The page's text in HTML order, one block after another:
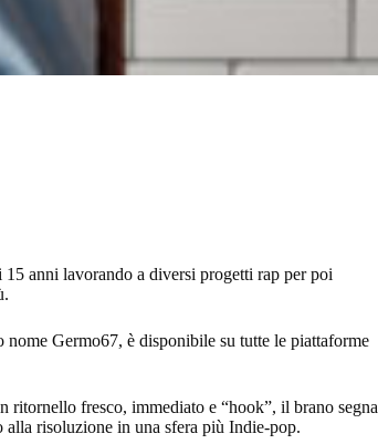
anni lavorando a diversi progetti rap per poi
Germo67, è disponibile su tutte le piattaforme
ritornello fresco, immediato e “hook”, il brano segna
risoluzione in una sfera più Indie-pop.